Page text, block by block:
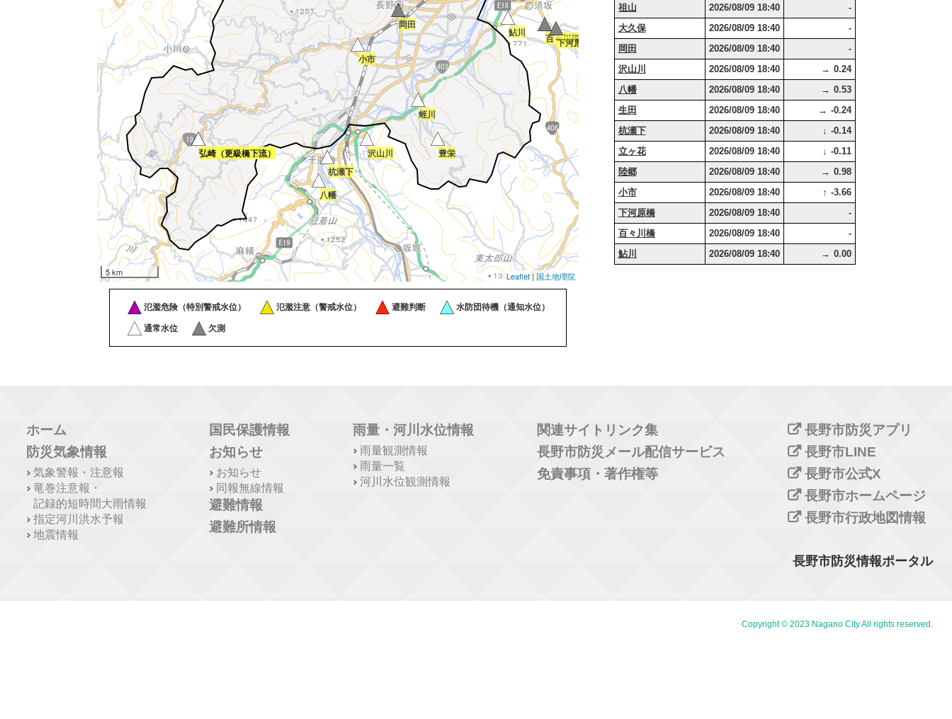
蛭川
弘崎（更級橋上流）
弘崎（更級橋下流） 豊栄
岡田
沢山川
八幡
杭瀬下
陸郷
小市
下河原橋
百々川橋
鮎川
5 km Leaflet|国土地理院
氾濫危険（特別警戒水位） 氾濫注意（警戒水位） 避難判断 水防団待機（通知水位）
通常水位 欠測
祖山
2026/08/09 18:40
-
大久保
2026/08/09 18:40
-
岡田
2026/08/09 18:40
-
沢山川
2026/08/09 18:40 → 0.24
八幡
2026/08/09 18:40 → 0.53
生田
2026/08/09 18:40 → -0.24
杭瀬下
2026/08/09 18:40 ↓ -0.14
立ヶ花
2026/08/09 18:40 ↓ -0.11
陸郷
2026/08/09 18:40 → 0.98
小市
2026/08/09 18:40 ↑ -3.66
下河原橋
2026/08/09 18:40
-
百々川橋
2026/08/09 18:40
-
鮎川
2026/08/09 18:40 → 0.00
ホーム
防災気象情報
気象警報・注意報
竜巻注意報・
記録的短時間大雨情報
指定河川洪水予報
地震情報
国民保護情報
お知らせ
お知らせ
同報無線情報
避難情報
避難所情報
雨量・河川水位情報
雨量観測情報
雨量一覧
河川水位観測情報
関連サイトリンク集
長野市防災メール配信サービス
免責事項・著作権等
長野市防災アプリ
長野市LINE
長野市公式X
長野市ホームページ
長野市行政地図情報
長野市防災情報ポータル
Copyright © 2023 Nagano City All rights reserved.